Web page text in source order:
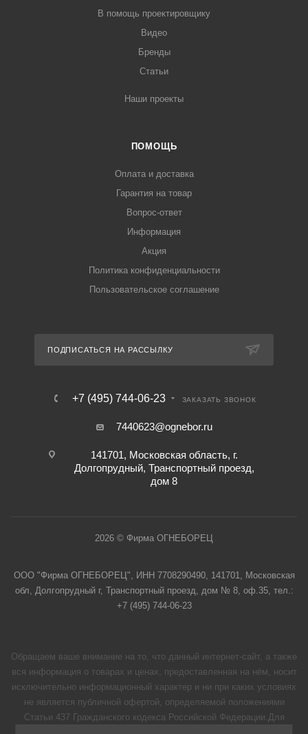
В помощь проектировщику
Видео
Бренды
Статьи
Наши проекты
ПОМОЩЬ
Оплата и доставка
Гарантия на товар
Вопрос-ответ
Информация
Акция
Политика конфиденциальности
Пользовательское соглашение
ПОДПИСАТЬСЯ НА РАССЫЛКУ
+7 (495) 744-06-23 ЗАКАЗАТЬ ЗВОНОК
7440623@ognebor.ru
141701, Московская область, г.
Долгопрудный, Транспортный проезд,
дом 8
2026 © Фирма ОГНЕБОРЕЦ
ООО "Фирма ОГНЕБОРЕЦ", ИНН 7708290490, 141701, Московская
обл, Долгопрудный г, Транспортный проезд, дом № 8, оф.35, тел.:
+7 (495) 744-06-23
Обращаем ваше внимание на то, что данный интернет-сайт, а также
вся информация о товарах и ценах, предоставленная на нём, носит
исключительно информационный характер и ни при каких условиях
не является публичной офертой, определяемой положениями
Статьи 437 Гражданского кодекса Российской Федерации.Для